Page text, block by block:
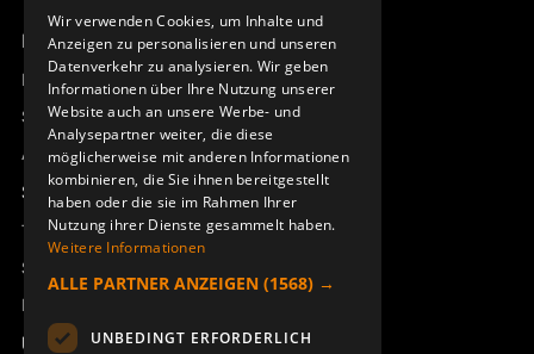
Produktübersicht
Remotus
Sesam
Access_Ctrl
Support
Technischer Support
Service buchen
Handbücher und Videoanleitungen
Über Åkerströms
DEUTSCH
Wir verwenden Cookies, um Inhalte und
Anzeigen zu personalisieren und unseren
Datenverkehr zu analysieren. Wir geben
Informationen über Ihre Nutzung unserer
Website auch an unsere Werbe- und
Analysepartner weiter, die diese
möglicherweise mit anderen Informationen
kombinieren, die Sie ihnen bereitgestellt
haben oder die sie im Rahmen Ihrer
Nutzung ihrer Dienste gesammelt haben.
Weitere Informationen
ALLE PARTNER ANZEIGEN (1568) →
UNBEDINGT ERFORDERLICH